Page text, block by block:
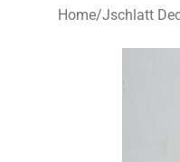
Home/Jschlatt